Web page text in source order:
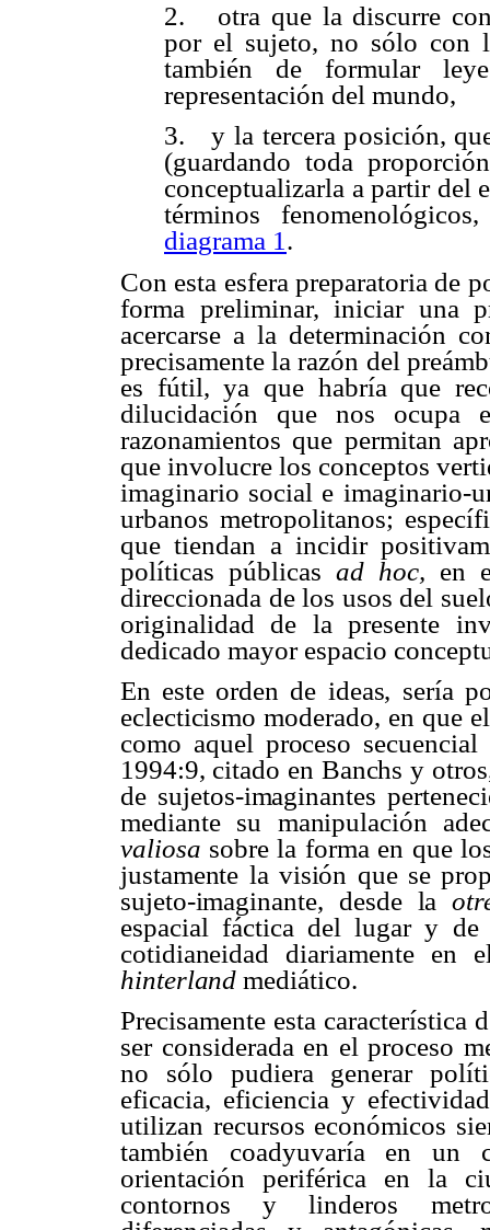
2.
otra que la discurre
por el sujeto, no sólo con
también de formular
representación del mundo,
3.
y la tercera posición,
(guardando toda
conceptualizarla a partir del
términos
diagrama 1 .
Con esta esfera preparatoria de
forma preliminar, iniciar una
acercarse a la determinación
precisamente la razón del
es fútil, ya que habría que
dilucidación que nos ocupa
razonamientos que permitan
que involucre los conceptos
imaginario social e imaginario-
urbanos metropolitanos;
que tiendan a incidir
políticas públicas ad hoc, en
direccionada de los usos del
originalidad de la presente
dedicado mayor espacio
En este orden de ideas, sería
eclecticismo moderado, en que
como aquel proceso
1994:9, citado en Banchs y
de sujetos-imaginantes
mediante su manipulación
valiosa sobre la forma en que
justamente la visión que se
sujeto-imaginante, desde la
espacial fáctica del lugar y
cotidianeidad diariamente en
hinterland mediático.
Precisamente esta
ser considerada en el proceso
no sólo pudiera generar
eficacia, eficiencia y
utilizan recursos económicos
también coadyuvaría en un
orientación periférica en la
contornos y linderos